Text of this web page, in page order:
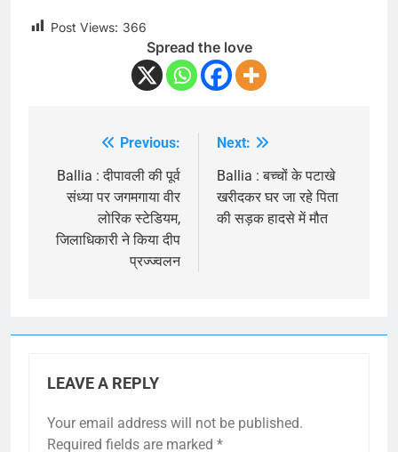
Post Views: 366
Spread the love
navigation
Previous:
Ballia : दीपावली की पूर्व
संध्या पर जगमगाया वीर
लोरिक स्टेडियम,
जिलाधिकारी ने किया दीप
प्रज्ज्वलन
Next:
Ballia : बच्चों के पटाखे
खरीदकर घर जा रहे पिता
की सड़क हादसे में मौत
LEAVE A REPLY
Your email address will not be published.
Required fields are marked *